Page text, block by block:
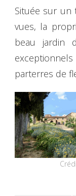
Située sur un
vues, la
beau jardin
parterres de